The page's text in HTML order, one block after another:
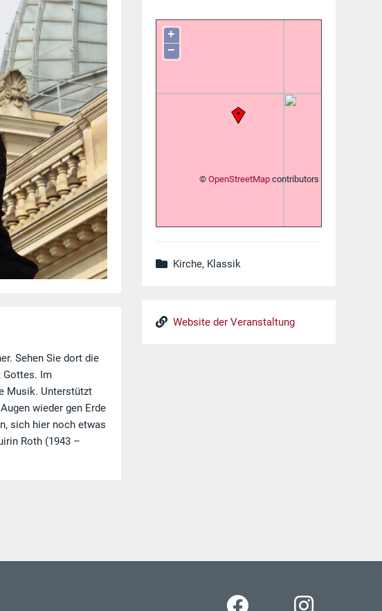
Sehen Sie dort die
Gottes. Im
Musik. Unterstützt
wieder gen Erde
sich hier noch etwas
Roth (1943 –
+
−
© OpenStreetMapcontributors
Kirche, Klassik
Website der Veranstaltung